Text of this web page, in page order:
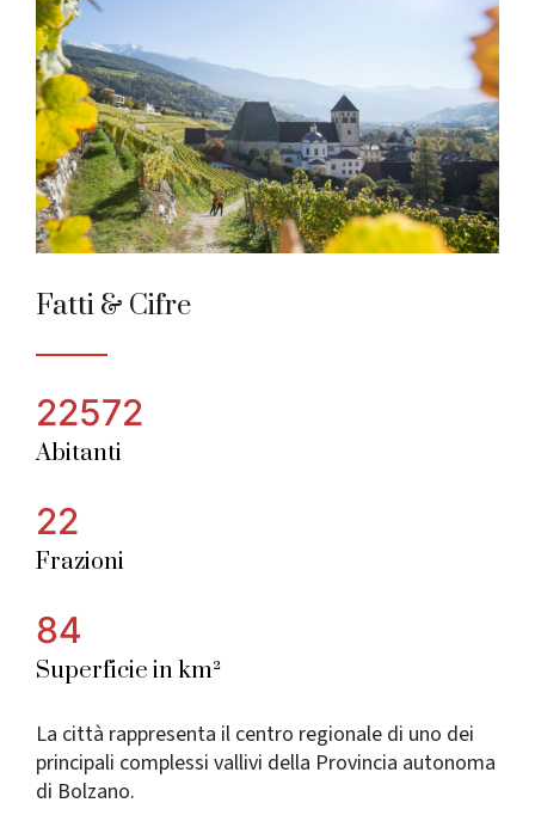
Brixen-Bressanone
Città Alpina dell’anno 2018
Fatti & Cifre
22572
Abitanti
22
Frazioni
84
Superficie in km²
La città rappresenta il centro regionale di uno dei
principali complessi vallivi della Provincia autonoma
di Bolzano.